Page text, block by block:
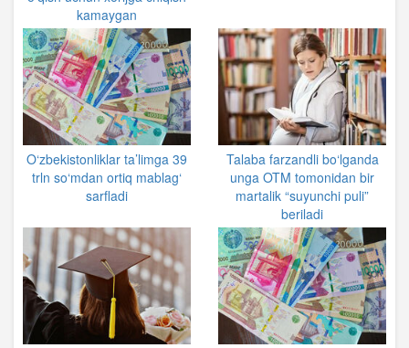
kamaygan
O‘zbekistonliklar ta’limga 39
trln so‘mdan ortiq mablag‘
sarfladi
Talaba farzandli bo‘lganda
unga OTM tomonidan bir
martalik “suyunchi puli”
beriladi